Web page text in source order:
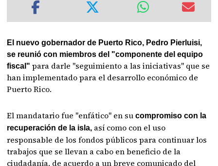
El nuevo gobernador de Puerto Rico, Pedro Pierluisi,
se reunió con miembros del "componente del equipo
fiscal"para darle "seguimiento a las iniciativas" que se
han implementado para el desarrollo económico de
Puerto Rico.
El mandatario fue "enfático" en sucompromiso con la
recuperación de la isla, así como con el uso
responsable de los fondos públicos para continuar los
trabajos que se llevan a cabo en beneficio de la
ciudadanía, de acuerdo a un breve comunicado del